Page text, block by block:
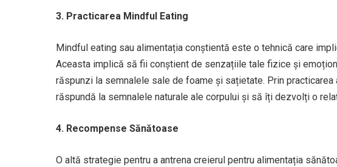
3. Practicarea Mindful Eating
Mindful eating sau alimentația conștientă este o tehnică care
Aceasta implică să fii conștient de senzațiile tale fizice și
răspunzi la semnalele sale de foame și sațietate. Prin
răspundă la semnalele naturale ale corpului și să îți dezvolți o
4. Recompense Sănătoase
O altă strategie pentru a antrena creierul pentru alimentația